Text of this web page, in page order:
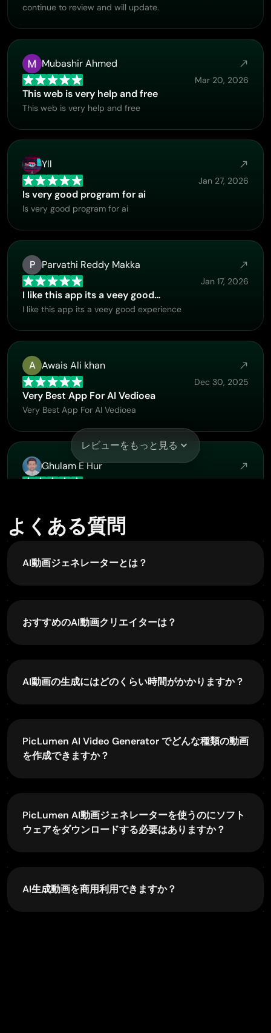
continue to review and will update.
Mubashir Ahmed
Mar 20, 2026
This web is very help and free
This web is very help and free
Yll
Jan 27, 2026
Is very good program for ai
Is very good program for ai
P Parvathi Reddy Makka
Jan 17, 2026
I like this app its a veey good…
I like this app its a veey good experience
A Awais Ali khan
Dec 30, 2025
Very Best App For AI Vedioea
Very Best App For AI Vedioea
Ghulam E Hur
Saima Rizwan
with a passion for visual storytelling, I’ve used many
responded with empathy, flexibility, and a clear
and encouraging, and they treated my feedback with
real consideration. PicLumen isn’t just a tool it’s a partner
for making the creative process feel human, hopeful, and
beautifully supported.
I haven’t tried yet so wait
Its actually really useful
レビューをもっと見る
よくある質問
AI動画ジェネレーターとは？
ールです。SNS用動画、ストーリーテリング、マー
ケティングなどのコンテンツを、より短時間で作成
おすすめのAI動画クリエイターは？
ローで使いたい場合、テキストや画像から動画を生
成できる PicLumen AI Video Generator は有力な選
AI動画の生成にはどのくらい時間がかかりますか？
複雑さ、動画の長さによって変動します。
PicLumen AI Video Generator でどんな種類の動画
を作成できますか？
リーシーン、スタイライズされたコンテンツ、画像
から動画へのプロジェクトなどを作成できます。ク
リエイティブな用途から日常的なコンテンツ制作ま
PicLumen AI動画ジェネレーターを使うのにソフト
ウェアをダウンロードする必要はありますか？
ドする必要はありません。そのため、ワークフロー
がより高速かつ手軽になります。
AI生成動画を商用利用できますか？